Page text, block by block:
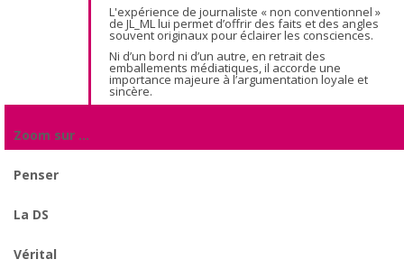
L'expérience de journaliste « non conventionnel »
de JL_ML lui permet d’offrir des faits et des angles
souvent originaux pour éclairer les consciences.
Ni d’un bord ni d’un autre, en retrait des
emballements médiatiques, il accorde une
importance majeure à l’argumentation loyale et
sincère.
Zoom sur …
Penser
La DS
Vérital